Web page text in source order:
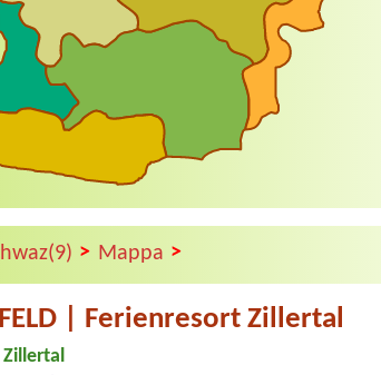
> Mappa >
| Ferienresort Zillertal